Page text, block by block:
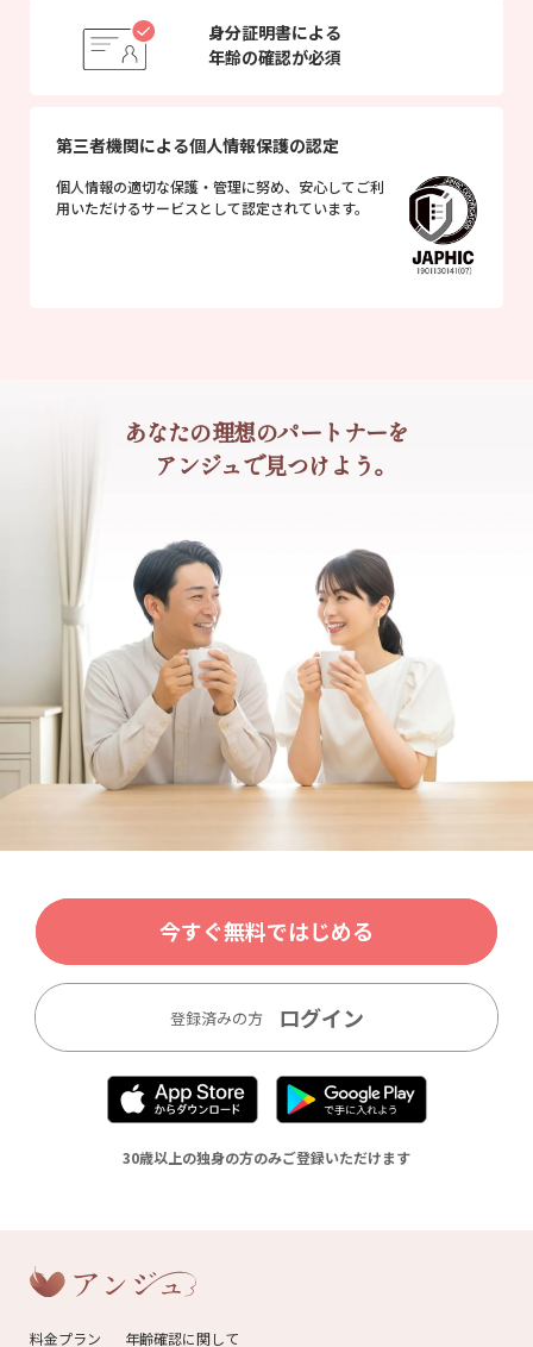
身分証明書による
年齢の確認が必須
第三者機関による個人情報保護の認定
個人情報の適切な保護・管理に努め、安心してご利
用いただけるサービスとして認定されています。
あなたの理想のパートナーを
アンジュで見つけよう。
今すぐ無料ではじめる
登録済みの方 ログイン
30歳以上の独身の方のみご登録いただけます
料金プラン 年齢確認に関して